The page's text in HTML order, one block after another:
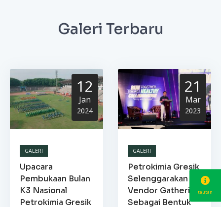
Galeri Terbaru
12
Jan
2024
GALERI
Upacara
Pembukaan Bulan
K3 Nasional
Petrokimia Gresik
21
Mar
2023
GALERI
Petrokimia Gresik
Selenggarakan
Vendor Gathering
Sebagai Bentuk
tautan